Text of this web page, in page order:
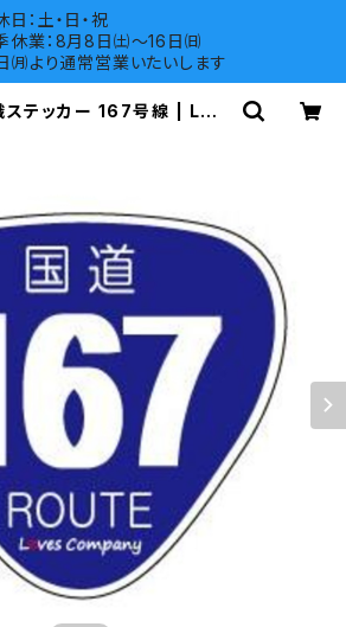
日：土・日・祝
休業：8月8日㈯～16日㈰
㈪より通常営業いたいします
ステッカー 167号線 | LOV